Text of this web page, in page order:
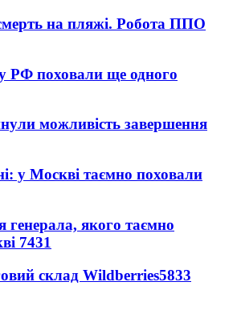
на пляжі. Робота ППО
РФ поховали ще одного
можливість завершення
у Москві таємно поховали
генерала, якого таємно
7431
склад Wildberries5833